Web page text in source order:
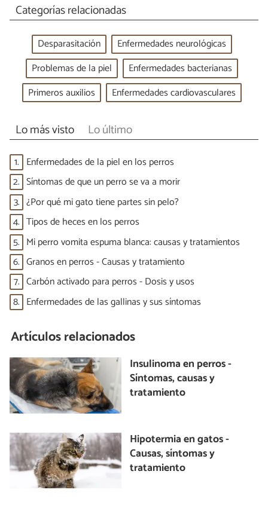
Categorías relacionadas
Desparasitación
Enfermedades neurológicas
Problemas de la piel
Enfermedades bacterianas
Primeros auxilios
Enfermedades cardiovasculares
Lo más visto Lo último
1. Enfermedades de la piel en los perros
2. Síntomas de que un perro se va a morir
3. ¿Por qué mi gato tiene partes sin pelo?
4. Tipos de heces en los perros
5. Mi perro vomita espuma blanca: causas y tratamientos
6. Granos en perros - Causas y tratamiento
7. Carbón activado para perros - Dosis y usos
8. Enfermedades de las gallinas y sus síntomas
Artículos relacionados
Insulinoma en perros -
Síntomas, causas y
tratamiento
Hipotermia en gatos -
Causas, síntomas y
tratamiento